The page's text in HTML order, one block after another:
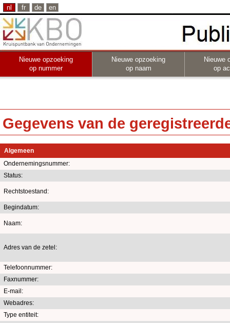
nl fr de en
Nieuwe opzoeking
op nummer
Nieuwe opzoeking
op naam
Nieuwe
op
Gegevens van de
Algemeen
Ondernemingsnummer:
Status:
Rechtstoestand:
Begindatum:
Naam:
Adres van de zetel:
Telefoonnummer:
Faxnummer:
E-mail:
Webadres:
Type entiteit: